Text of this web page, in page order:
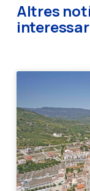
Altres
interessar